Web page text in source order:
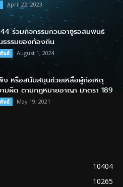
April 22, 2023
ร่วมกิจกรรมกวนอาซูรอสัมพันธ์
รรมของท้องถิ่น
นธ์ August 1, 2024
ง หรือสนับสนุนช่วยเหลือผู้ก่อเหตุ
มผิด ตามกฎหมายอาญา มาตรา 189
นธ์ May 19, 2021
10404
10265